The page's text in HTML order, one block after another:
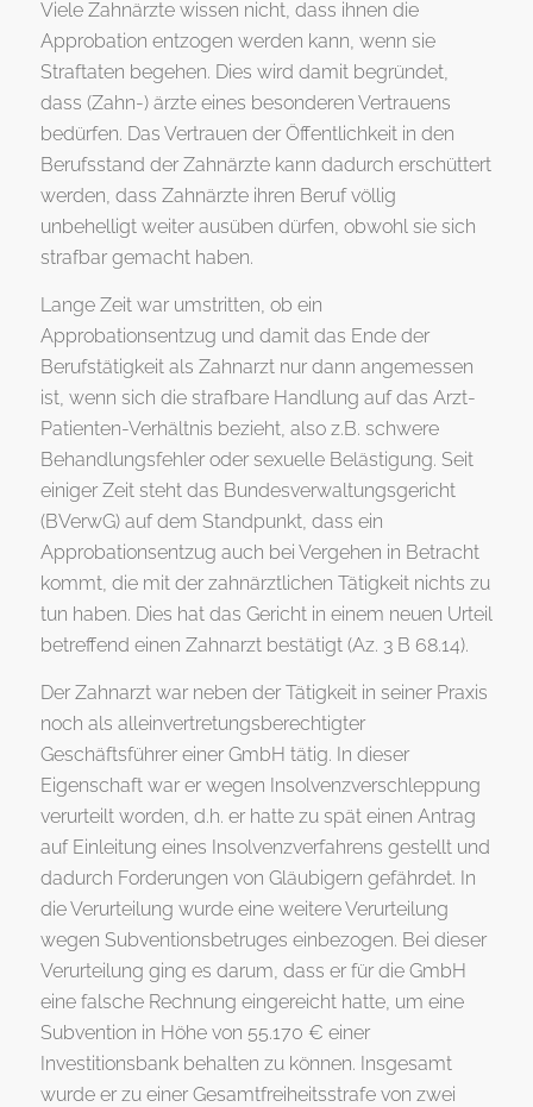
Viele Zahnärzte wissen nicht, dass ihnen die
Approbation entzogen werden kann, wenn sie
Straftaten begehen. Dies wird damit begründet,
dass (Zahn-) ärzte eines besonderen Vertrauens
bedürfen. Das Vertrauen der Öffentlichkeit in den
Berufsstand der Zahnärzte kann dadurch erschüttert
werden, dass Zahnärzte ihren Beruf völlig
unbehelligt weiter ausüben dürfen, obwohl sie sich
strafbar gemacht haben.
Lange Zeit war umstritten, ob ein
Approbationsentzug und damit das Ende der
Berufstätigkeit als Zahnarzt nur dann angemessen
ist, wenn sich die strafbare Handlung auf das Arzt-
Patienten-Verhältnis bezieht, also z.B. schwere
Behandlungsfehler oder sexuelle Belästigung. Seit
einiger Zeit steht das Bundesverwaltungsgericht
(BVerwG) auf dem Standpunkt, dass ein
Approbationsentzug auch bei Vergehen in Betracht
kommt, die mit der zahnärztlichen Tätigkeit nichts zu
tun haben. Dies hat das Gericht in einem neuen Urteil
betreffend einen Zahnarzt bestätigt (Az. 3 B 68.14).
Der Zahnarzt war neben der Tätigkeit in seiner Praxis
noch als alleinvertretungsberechtigter
Geschäftsführer einer GmbH tätig. In dieser
Eigenschaft war er wegen Insolvenzverschleppung
verurteilt worden, d.h. er hatte zu spät einen Antrag
auf Einleitung eines Insolvenzverfahrens gestellt und
dadurch Forderungen von Gläubigern gefährdet. In
die Verurteilung wurde eine weitere Verurteilung
wegen Subventionsbetruges einbezogen. Bei dieser
Verurteilung ging es darum, dass er für die GmbH
eine falsche Rechnung eingereicht hatte, um eine
Subvention in Höhe von 55.170 € einer
Investitionsbank behalten zu können. Insgesamt
wurde er zu einer Gesamtfreiheitsstrafe von zwei